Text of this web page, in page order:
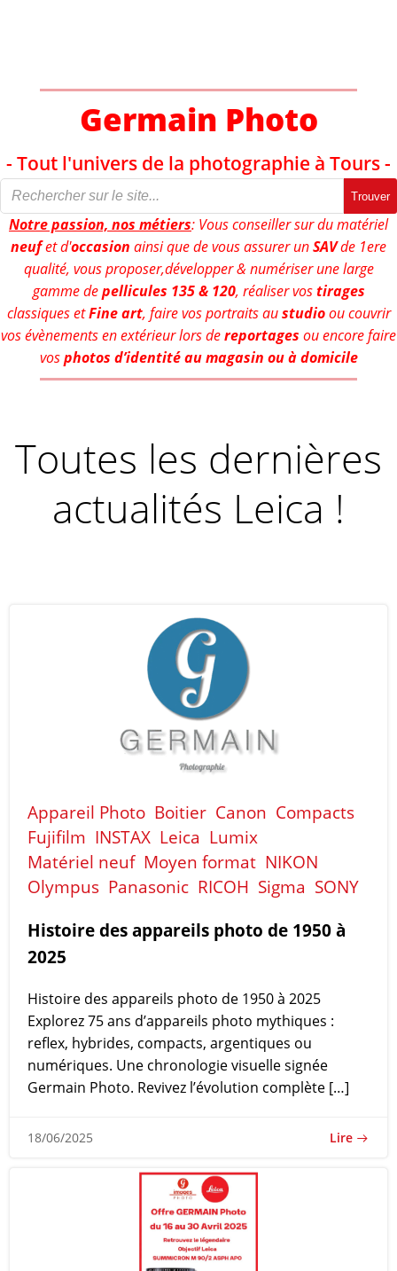
Germain Photo
- Tout l'univers de la photographie à Tours -
Trouver
Notre passion, nos métiers: Vous conseiller sur du matériel
neufet d'occasion ainsi que de vous assurer unSAVde 1ere
qualité, vous proposer,développer & numériser une large
gamme depellicules 135 & 120, réaliser vostirages
classiques etFine art, faire vos portraits austudioou couvrir
vos évènements en extérieur lors dereportages ou encore faire
vosphotos d’identité au magasin ou à domicile
Toutes les dernières
actualités Leica !
Appareil Photo Boitier Canon Compacts
Fujifilm INSTAX Leica Lumix
Matériel neuf Moyen format NIKON
Olympus Panasonic RICOH Sigma SONY
Histoire des appareils photo de 1950 à
2025
Histoire des appareils photo de 1950 à 2025
Explorez 75 ans d’appareils photo mythiques :
reflex, hybrides, compacts, argentiques ou
numériques. Une chronologie visuelle signée
Germain Photo. Revivez l’évolution complète […]
18/06/2025 Lire